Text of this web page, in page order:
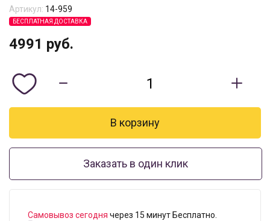
Артикул: 14-959
БЕСПЛАТНАЯ ДОСТАВКА
4991 руб.
Заказать в один клик
Самовывоз сегодня через 15 минут Бесплатно.